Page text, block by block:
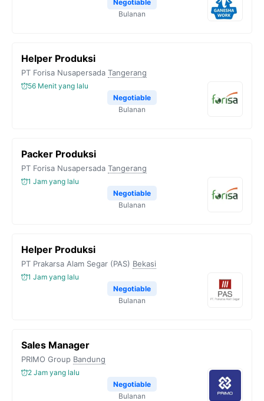
Negotiable
Bulanan
Helper Produksi
PT Forisa Nusapersada Tangerang
56 Menit yang lalu
Negotiable
Bulanan
Packer Produksi
PT Forisa Nusapersada Tangerang
1 Jam yang lalu
Negotiable
Bulanan
Helper Produksi
PT Prakarsa Alam Segar (PAS) Bekasi
1 Jam yang lalu
Negotiable
Bulanan
Sales Manager
PRIMO Group Bandung
2 Jam yang lalu
Negotiable
Bulanan